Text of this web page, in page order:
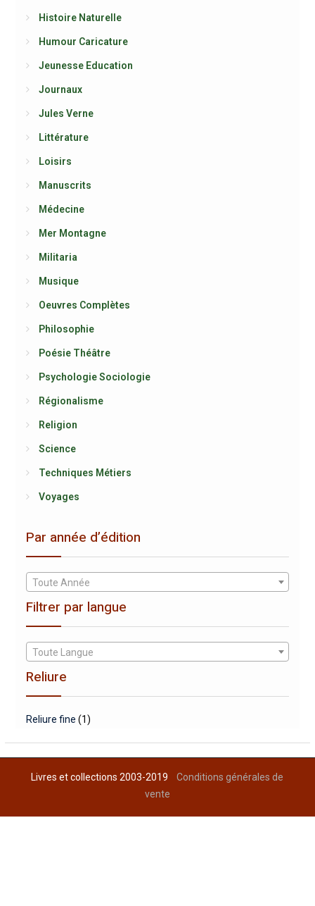
Histoire Naturelle
Humour Caricature
Jeunesse Education
Journaux
Jules Verne
Littérature
Loisirs
Manuscrits
Médecine
Mer Montagne
Militaria
Musique
Oeuvres Complètes
Philosophie
Poésie Théâtre
Psychologie Sociologie
Régionalisme
Religion
Science
Techniques Métiers
Voyages
Par année d’édition
Toute Année
Filtrer par langue
Toute Langue
Reliure
Reliure fine (1)
Livres et collections 2003-2019Conditions générales de
vente